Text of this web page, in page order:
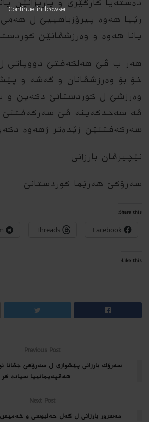
ده‌سته‌یا كارگێری و یاریزانێن
رێیا هه‌وه‌ پیرۆزباهییێ ل
یانا هه‌وه‌ و وه‌رزشڤانێن
هه‌ر ب ڤێ هه‌لكه‌فتێ دووپاتی
خۆ بۆ وه‌رزشڤانان و گه‌شه‌ و
وه‌رزشێ ل كوردستانێ دكه‌ین و
ڤه‌ سه‌حدكه‌ینه‌ ڤێ سه‌ركه‌فتنێ
سه‌ركه‌فتنێن زێده‌تر ژهه‌وه‌
نێچیرڤان بارزانى
سه‌رۆكێ هه‌رێما كوردستانێ
Share this:
Facebook
Threads
Like this:
Previous Post
سه‌رۆك بارزانى پێشوازى ل سه‌رۆكێ جڤانا
هه‌ڤپه‌یمانییا سیاده‌ كر
Next Post
مەسرور بارزانی ل گه‌ل حەلبوسی و
Continue in browser